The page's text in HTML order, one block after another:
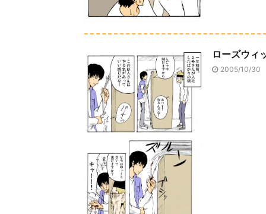
ローズウィ
2005/10/30